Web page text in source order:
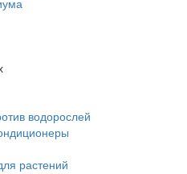
водорослей
растений